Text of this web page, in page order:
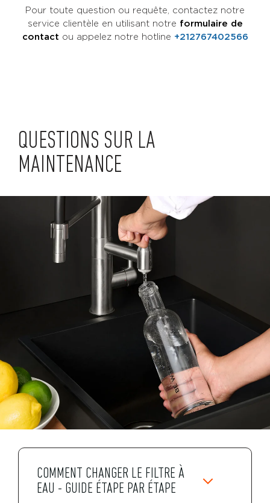
Pour toute question ou requête, contactez notre
service clientèle en utilisant notre formulaire de
contact ou appelez notre hotline +212767402566
QUESTIONS SUR LA
MAINTENANCE
COMMENT CHANGER LE FILTRE À
EAU - GUIDE ÉTAPE PAR ÉTAPE